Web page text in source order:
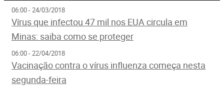
06:00 - 24/03/2018
Vírus que infectou 47 mil nos EUA circula em
Minas: saiba como se proteger
06:00 - 22/04/2018
Vacinação contra o vírus influenza começa nesta
segunda-feira